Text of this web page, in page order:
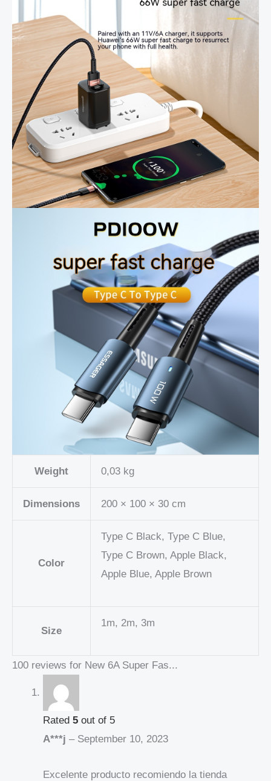
Weight 0,03 kg
Dimensions 200 × 100 × 30 cm
Color
Type C Black, Type C Blue,
Type C Brown, Apple Black,
Apple Blue, Apple Brown
Size
1m, 2m, 3m
100 reviews for New 6A Super Fas...
Rated 5 out of 5
A***j – September 10, 2023
Excelente producto recomiendo la tienda